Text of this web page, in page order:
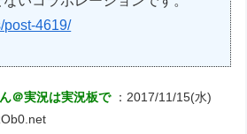
post-4619/
＠実況は実況板で ：2017/11/15(水)